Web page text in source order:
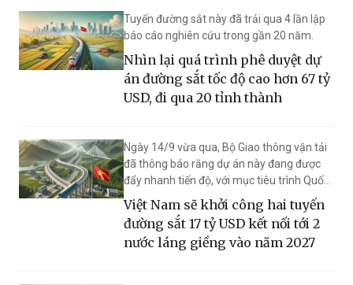
Tuyến đường sắt này đã trải qua 4 lần lập
báo cáo nghiên cứu trong gần 20 năm.
Nhìn lại quá trình phê duyệt dự
án đường sắt tốc độ cao hơn 67 tỷ
USD, đi qua 20 tỉnh thành
Ngày 14/9 vừa qua, Bộ Giao thông vận tải
đã thông báo rằng dự án này đang được
đẩy nhanh tiến độ, với mục tiêu trình Quốc
hội vào năm 2025 và khởi công vào năm
2027.
Việt Nam sẽ khởi công hai tuyến
đường sắt 17 tỷ USD kết nối tới 2
nước láng giềng vào năm 2027